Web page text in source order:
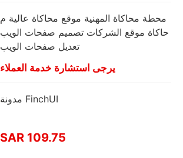
محطة محاكاة المهنية موقع محاكاة عالية م
حاكاة موقع الشركات تصميم صفحات الويب
تعديل صفحات الويب
يرجى استشارة خدمة العملاء
مدونة FinchUI
SAR 109.75